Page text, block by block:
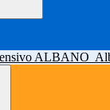
ALBANO